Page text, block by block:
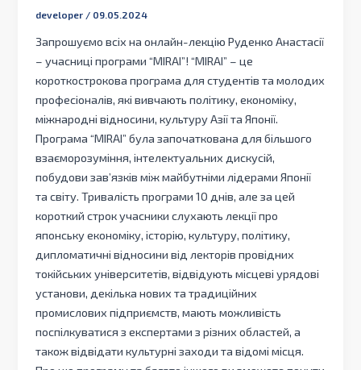
developer / 09.05.2024
Запрошуємо всіх на онлайн-лекцію Руденко Анастасії
– учасниці програми “MIRAI”! “MIRAI” – це
короткострокова програма для студентів та молодих
професіоналів, які вивчають політику, економіку,
міжнародні відносини, культуру Азії та Японії.
Програма “MIRAI” була започаткована для більшого
взаєморозуміння, інтелектуальних дискусій,
побудови зав’язків між майбутніми лідерами Японії
та світу. Тривалість програми 10 днів, але за цей
короткий строк учасники слухають лекції про
японську економіку, історію, культуру, політику,
дипломатичні відносини від лекторів провідних
токійських університетів, відвідують місцеві урядові
установи, декілька нових та традиційних
промислових підприємств, мають можливість
поспілкуватися з експертами з різних областей, а
також відвідати культурні заходи та відомі місця.